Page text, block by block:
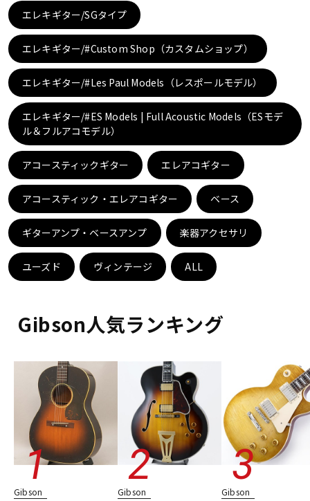
アンプ
DJ機器 DTM
DTM オンライン納品 レコーディング機器
配信/ライブ機器 楽器アクセサリ
中古 ヴィンテージ
エレキギター/SGタイプ
エレキギター/#Custom Shop（カスタムショップ）
エレキギター/#Les Paul Models（レスポールモデル）
エレキギター/#ES Models | Full Acoustic Models（ESモデ
ル＆フルアコモデル）
アコースティックギター エレアコギター
アコースティック・エレアコギター ベース
ギターアンプ・ベースアンプ 楽器アクセサリ
ユーズド ヴィンテージ ALL
Gibson人気ランキング
Gibson Gibson Gibson